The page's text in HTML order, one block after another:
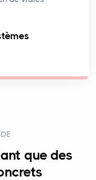
que des